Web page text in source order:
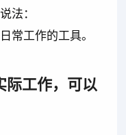
法：
常工作的工具。
际工作，可以